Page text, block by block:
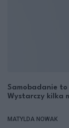
Samobadanie
Wystarczy kilka
MATYLDA NOWAK